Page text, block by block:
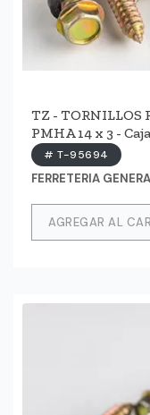
TZ - TORNILLOS
PMHA 14 x 3 -
# T-95694
FERRETERIA
AGREGAR AL